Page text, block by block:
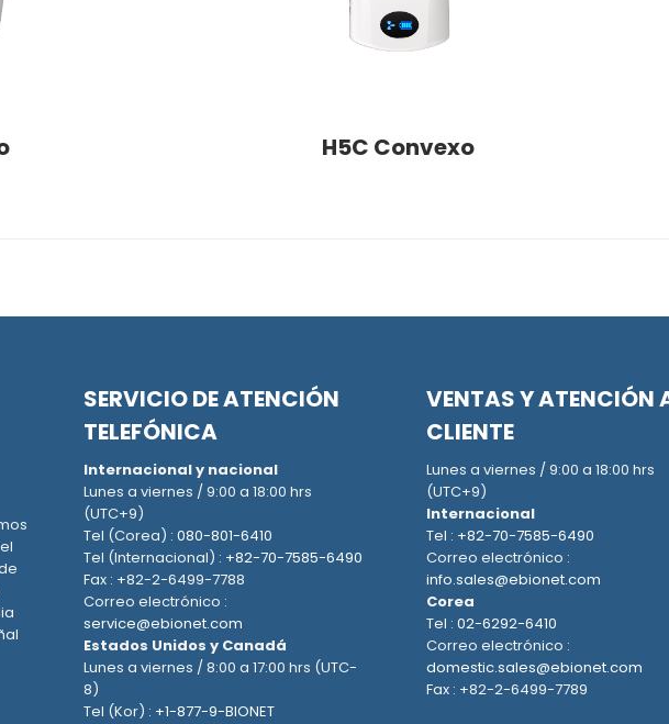
H5C Convexo
SERVICIO DE ATENCIÓN
TELEFÓNICA
Internacional y nacional
Lunes a viernes / 9:00 a 18:00 hrs
(UTC+9)
Tel (Corea) : 080-801-6410
Tel (Internacional) : +82-70-7585-6490
Fax : +82-2-6499-7788
Correo electrónico :
service@ebionet.com
Estados Unidos y Canadá
Lunes a viernes / 8:00 a 17:00 hrs (UTC-
8)
Tel (Kor) : +1-877-9-BIONET
VENTAS Y ATENCIÓN
CLIENTE
Lunes a viernes / 9:00 a 18:00 hrs
(UTC+9)
Internacional
Tel : +82-70-7585-6490
Correo electrónico :
info.sales@ebionet.com
Corea
Tel : 02-6292-6410
Correo electrónico :
domestic.sales@ebionet.com
Fax : +82-2-6499-7789